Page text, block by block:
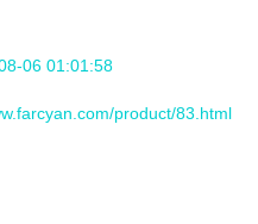
06 01:01:58
product/83.html